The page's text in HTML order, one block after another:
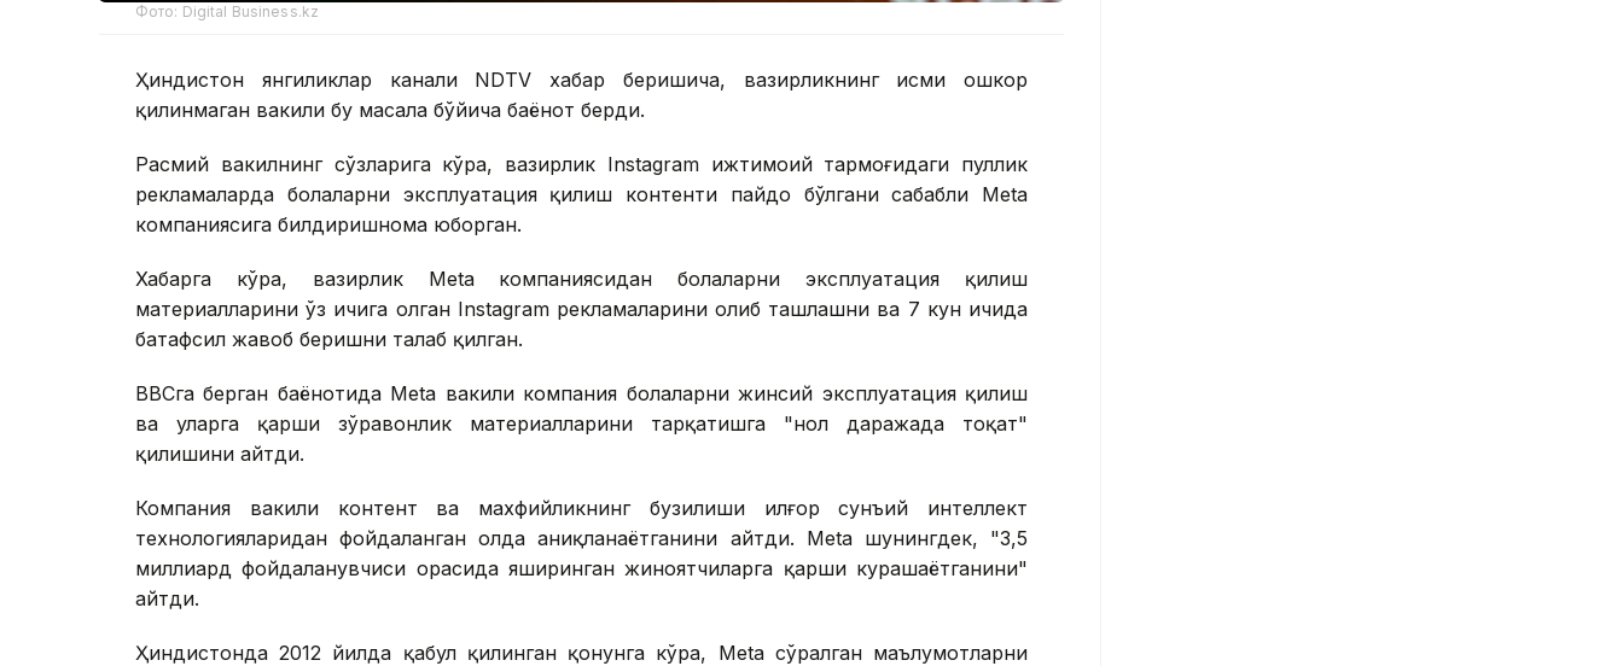
Фото: Digital Business.kz
Ҳиндистон янгиликлар канали NDTV хабар беришича, вазирликнинг исми ошкор
қилинмаган вакили бу масала бўйича баёнот берди.
Расмий вакилнинг сўзларига кўра, вазирлик Instagram ижтимоий тармоғидаги пуллик
рекламаларда болаларни эксплуатация қилиш контенти пайдо бўлгани сабабли Меtа
компаниясига билдиришнома юборган.
Хабарга кўра, вазирлик Меtа компаниясидан болаларни эксплуатация қилиш
материалларини ўз ичига олган Instagram рекламаларини олиб ташлашни ва 7 кун ичида
батафсил жавоб беришни талаб қилган.
BBCга берган баёнотида Меtа вакили компания болаларни жинсий эксплуатация қилиш
ва уларга қарши зўравонлик материалларини тарқатишга "нол даражада тоқат"
қилишини айтди.
Компания вакили контент ва махфийликнинг бузилиши илғор сунъий интеллект
технологияларидан фойдаланган ҳолда аниқланаётганини айтди. Меtа шунингдек, "3,5
миллиард фойдаланувчиси орасида яширинган жиноятчиларга қарши курашаётганини"
айтди.
Ҳиндистонда 2012 йилда қабул қилинган қонунга кўра, Меtа сўралган маълумотларни